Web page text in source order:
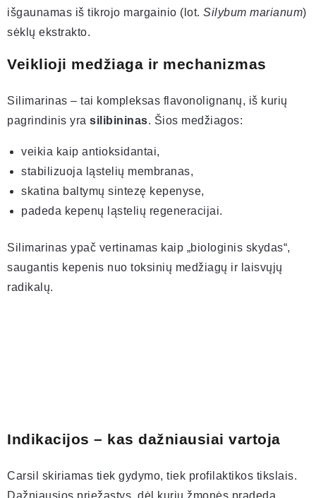
išgaunamas iš tikrojo margainio (lot. Silybum marianum)
sėklų ekstrakto.
Veiklioji medžiaga ir mechanizmas
Silimarinas – tai kompleksas flavonolignanų, iš kurių
pagrindinis yra silibininas. Šios medžiagos:
veikia kaip antioksidantai,
stabilizuoja ląstelių membranas,
skatina baltymų sintezę kepenyse,
padeda kepenų ląstelių regeneracijai.
Silimarinas ypač vertinamas kaip „biologinis skydas“,
saugantis kepenis nuo toksinių medžiagų ir laisvųjų
radikalų.
Indikacijos – kas dažniausiai vartoja
Carsil skiriamas tiek gydymo, tiek profilaktikos tikslais.